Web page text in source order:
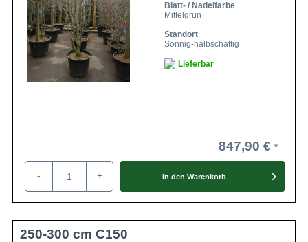
Blatt- / Nadelfarbe
Mittelgrün
Standort
Sonnig-halbschattig
Lieferbar
847,90 €
- + In den Warenkorb
250-300 cm C150